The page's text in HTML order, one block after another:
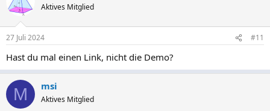
Aktives Mitglied
27 Juli 2024 #11
Hast du mal einen Link, nicht die Demo?
M msi
Aktives Mitglied